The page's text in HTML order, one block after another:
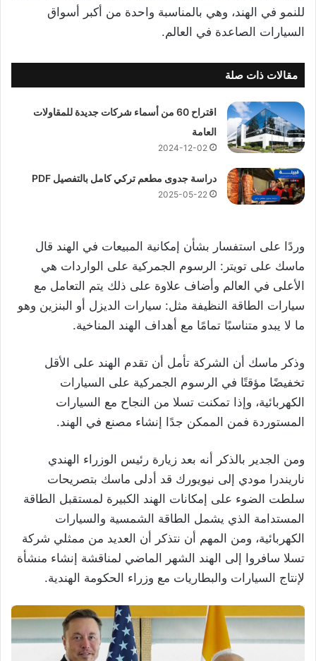
للنمو في الهند، وهي بالمناسبة واحدة من أكبر أسواق
السيارات الصاعدة في العالم.
مقالات ذات صلة
اقتراح 60 من أسماء شركات جديدة للمقاولات
العامة
2024-12-02
دراسة جدوى مطعم تركي كامل بالتفصيل PDF
2025-05-22
وردًا على استفسار بشأن إمكانية المبيعات في الهند قال
ماسك على تويتر: الرسوم الجمركية على الواردات هي
الأعلى في العالم وأضاف علاوة على ذلك يتم التعامل مع
سيارات الطاقة النظيفة مثل: سيارات الديزل أو البنزين وهو
ما لا يبدو متناسبًا تمامًا مع أهداف الهند المناخية.
وذكر ماسك أن الشركة تأمل أن تقدم الهند على الأقل
تخفيضًا مؤقتًا في الرسوم الجمركية على السيارات
الكهربائية، وإذا تمكنت تسلا من النجاح مع السيارات
المستوردة فمن الممكن جدًا إنشاء مصنع في الهند.
ومن الجدير بالذكر أنه بعد زيارة رئيس الوزراء الهندي
ناريندرا مودي إلى نيويورك قد أدلى ماسك بتصريحات
سلطت الضوء على إمكانات الهند الكبيرة لمستقبل الطاقة
المستدامة الذي يشمل الطاقة الشمسية والسيارات
الكهربائية، ومن المهم أن نتذكر أن العديد من ممثلي شركة
تسلا سافروا إلى الهند الشهر الماضي لمناقشة إنشاء منشأة
لإنتاج السيارات والبطاريات مع وزراء الحكومة الهندية.